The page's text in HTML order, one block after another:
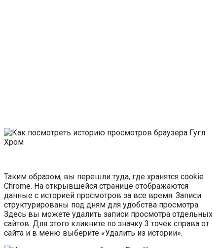
Таким образом, вы перешли туда, где хранятся cookie
Chrome. На открывшейся странице отображаются
данные с историей просмотров за все время. Записи
структурированы под дням для удобства просмотра.
Здесь вы можете удалить записи просмотра отдельных
сайтов. Для этого кликните по значку 3 точек справа от
сайта и в меню выберите «Удалить из истории».